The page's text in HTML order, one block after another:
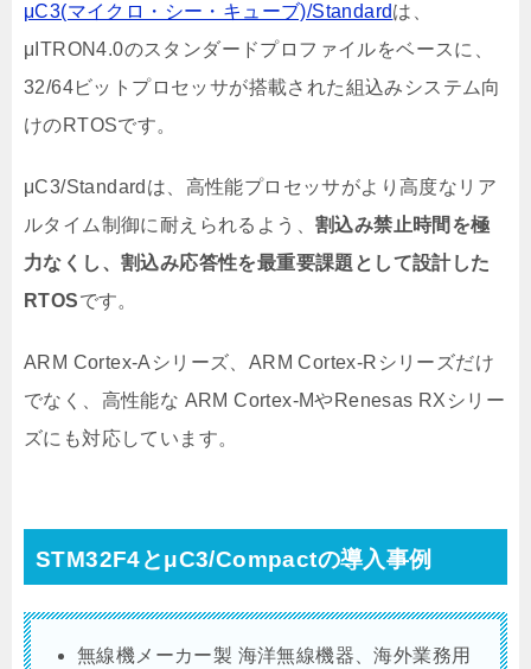
μC3(マイクロ・シー・キューブ)/Standardは、
μITRON4.0のスタンダードプロファイルをベースに、
32/64ビットプロセッサが搭載された組込みシステム向
けのRTOSです。
μC3/Standardは、高性能プロセッサがより高度なリア
ルタイム制御に耐えられるよう、 割込み禁止時間を極
力なくし、割込み応答性を最重要課題として設計した
RTOSです。
ARM Cortex-Aシリーズ、ARM Cortex-Rシリーズだけ
でなく、高性能な ARM Cortex-MやRenesas RXシリー
ズにも対応しています。
STM32F4とμC3/Compactの導入事例
無線機メーカー製 海洋無線機器、海外業務用